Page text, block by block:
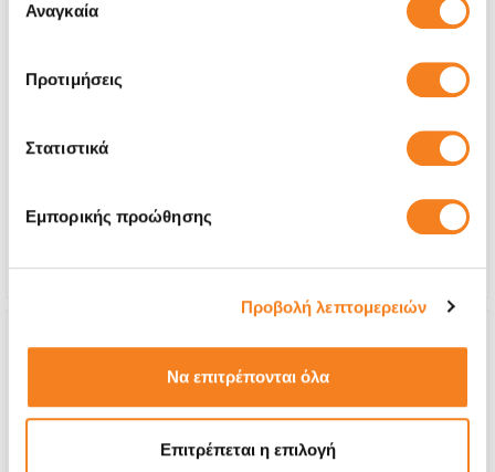
των υπηρεσιών τους.
συγκατάθεσης
Αναγκαία
Προτιμήσεις
Στατιστικά
Εμπορικής προώθησης
Προβολή λεπτομερειών
Να επιτρέπονται όλα
Επιτρέπεται η επιλογή
€32,26
Χρόνος
20 λεπτά